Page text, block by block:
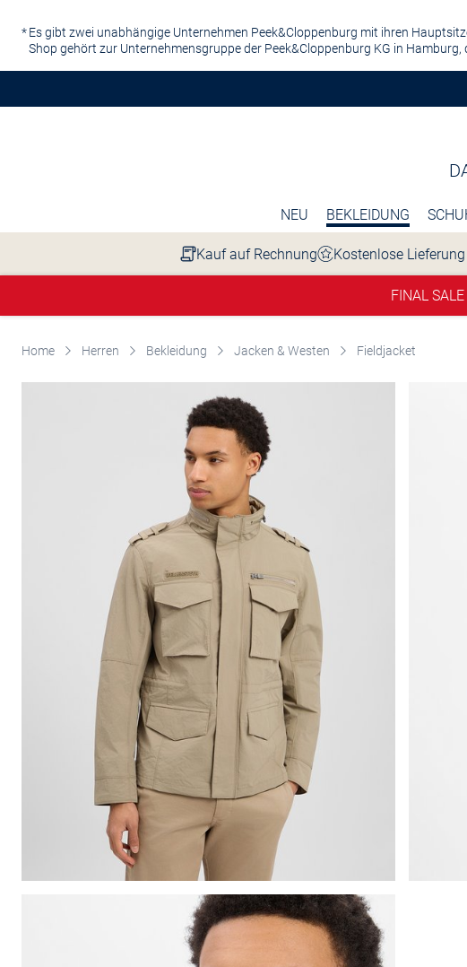
Es gibt zwei unabhängige Unternehmen Peek&Cloppenburg mit ihren
Shop gehört zur Unternehmensgruppe der Peek&Cloppenburg KG in Hamburg,
NEU BEKLEIDUNG
Kauf auf Rechnung Kostenlose
FINAL SALE
Home Herren Bekleidung Jacken & Westen Fieldjacket